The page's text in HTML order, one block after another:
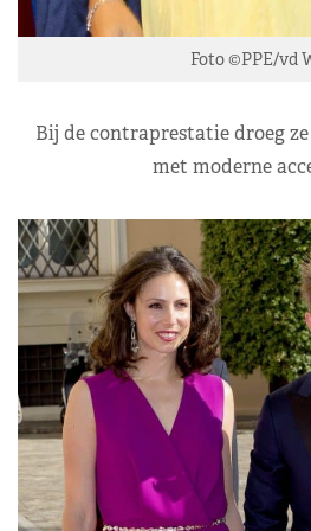
Foto ©PPE/vd
Bij de contraprestatie droeg
met moderne